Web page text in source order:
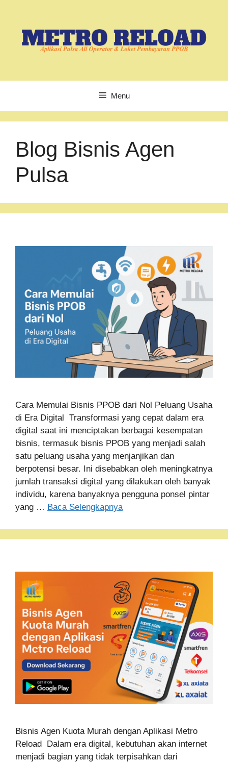
Menu
Blog Bisnis Agen
Pulsa
Cara Memulai Bisnis PPOB dari Nol Peluang Usaha
di Era Digital Transformasi yang cepat dalam era
digital saat ini menciptakan berbagai kesempatan
bisnis, termasuk bisnis PPOB yang menjadi salah
satu peluang usaha yang menjanjikan dan
berpotensi besar. Ini disebabkan oleh meningkatnya
jumlah transaksi digital yang dilakukan oleh banyak
individu, karena banyaknya pengguna ponsel pintar
yang … Baca Selengkapnya
Bisnis Agen Kuota Murah dengan Aplikasi Metro
Reload Dalam era digital, kebutuhan akan internet
menjadi bagian yang tidak terpisahkan dari